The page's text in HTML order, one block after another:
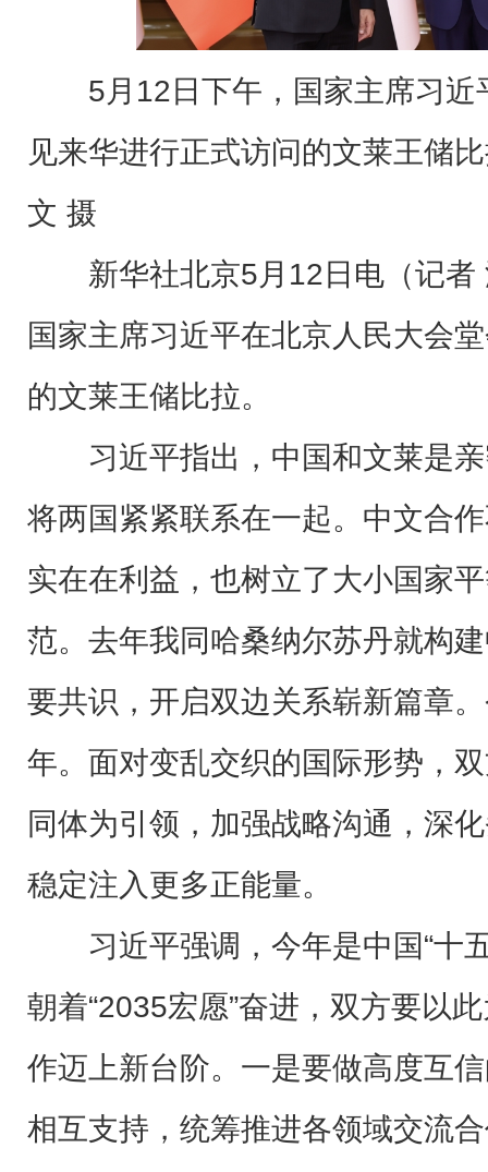
5月12日下午，国家主席习
见来华进行正式访问的文莱王储
文 摄
新华社北京5月12日电（记
国家主席习近平在北京人民大会
的文莱王储比拉。
习近平指出，中国和文莱是
将两国紧紧联系在一起。中文合
实在在利益，也树立了大小国家
范。去年我同哈桑纳尔苏丹就构
要共识，开启双边关系崭新篇章
年。面对变乱交织的国际形势，
同体为引领，加强战略沟通，深
稳定注入更多正能量。
习近平强调，今年是中国“十
朝着“2035宏愿”奋进，双方要以
作迈上新台阶。一是要做高度互
相互支持，统筹推进各领域交流